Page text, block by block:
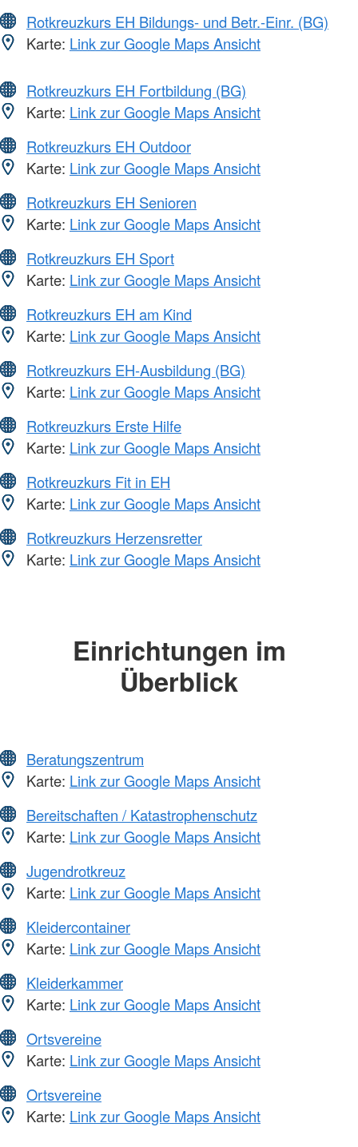
Rotkreuzkurs EH Bildungs- und Betr.-Einr. (BG)
Karte: Link zur Google Maps Ansicht
Rotkreuzkurs EH Fortbildung (BG)
Karte: Link zur Google Maps Ansicht
Rotkreuzkurs EH Outdoor
Karte: Link zur Google Maps Ansicht
Rotkreuzkurs EH Senioren
Karte: Link zur Google Maps Ansicht
Rotkreuzkurs EH Sport
Karte: Link zur Google Maps Ansicht
Rotkreuzkurs EH am Kind
Karte: Link zur Google Maps Ansicht
Rotkreuzkurs EH-Ausbildung (BG)
Karte: Link zur Google Maps Ansicht
Rotkreuzkurs Erste Hilfe
Karte: Link zur Google Maps Ansicht
Rotkreuzkurs Fit in EH
Karte: Link zur Google Maps Ansicht
Rotkreuzkurs Herzensretter
Karte: Link zur Google Maps Ansicht
Einrichtungen im
Überblick
Beratungszentrum
Karte: Link zur Google Maps Ansicht
Bereitschaften / Katastrophenschutz
Karte: Link zur Google Maps Ansicht
Jugendrotkreuz
Karte: Link zur Google Maps Ansicht
Kleidercontainer
Karte: Link zur Google Maps Ansicht
Kleiderkammer
Karte: Link zur Google Maps Ansicht
Ortsvereine
Karte: Link zur Google Maps Ansicht
Ortsvereine
Karte: Link zur Google Maps Ansicht